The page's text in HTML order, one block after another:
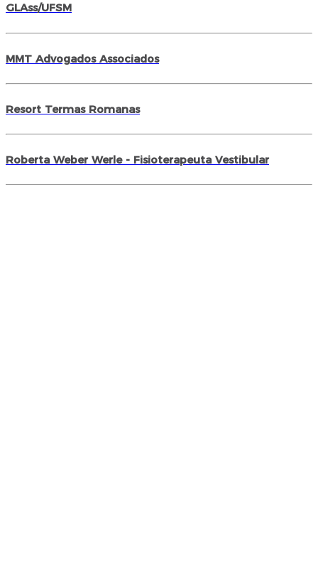
GLAss/UFSM
MMT Advogados Associados
Resort Termas Romanas
Roberta Weber Werle - Fisioterapeuta Vestibular